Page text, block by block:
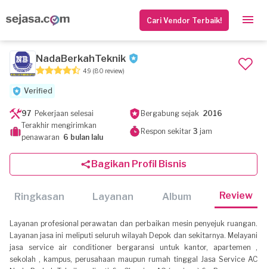
Cari Vendor Terbaik!
NadaBerkahTeknik
4.9 (80 review)
Verified
97 Pekerjaan selesai Bergabung sejak 2016
Terakhir mengirimkan
penawaran 6 bulan lalu
Respon sekitar 3 jam
Bagikan Profil Bisnis
Ringkasan Layanan Album Review
Layanan profesional perawatan dan perbaikan mesin penyejuk ruangan.
Layanan jasa ini meliputi seluruh wilayah Depok dan sekitarnya. Melayani
jasa service air conditioner bergaransi untuk kantor, apartemen ,
sekolah , kampus, perusahaan maupun rumah tinggal Jasa Service AC